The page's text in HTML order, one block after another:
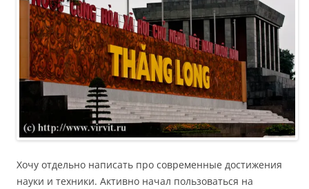
Хочу отдельно написать про современные достижения
науки и техники. Активно начал пользоваться на